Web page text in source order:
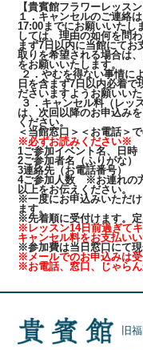
【貴賓館フラワーレッス
１．キャンセルのご連絡
17:00までにお願いいたし
しては、理由の如何を問
まず7日以内に当館にてお
取りを希望される場合は
をお願いいたします。
２．やむを得ない事情に
日を含まず7日以内必着で
ださいますようお願いいた
３．キャンセル料（レッ
は、次回以降のお申込み
ください。
＜当館窓口＞＜お電話＞
※必ずお読みください※
1ご参加イベント名、日時
2ご参加者名（ふりがな）
3連絡先（お電話番号）
4ご参加人数 ※お連れの
以上をお伝えください。
※一度にお申込みいただ
ます。
※先着順に受付けます。定
※レッスン14日前過ぎて
キャンセル料をお支払いい
※参加費は当日窓口にて現
※メールでのお申込みは
※お電話、窓口、じゃらん
旧